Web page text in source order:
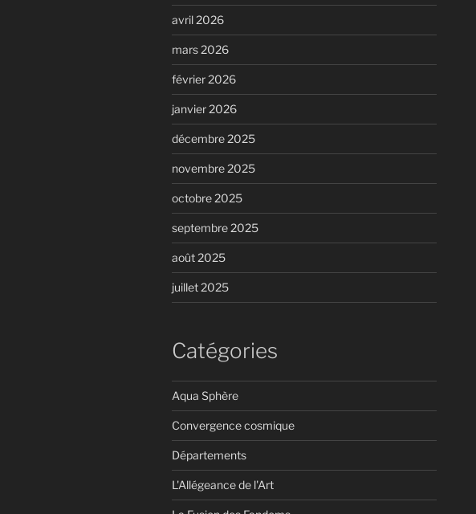
avril 2026
mars 2026
février 2026
janvier 2026
décembre 2025
novembre 2025
octobre 2025
septembre 2025
août 2025
juillet 2025
Catégories
Aqua Sphère
Convergence cosmique
Départements
L'Allégeance de l'Art